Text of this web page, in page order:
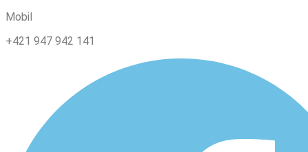
Mobil
+421 947 942 141